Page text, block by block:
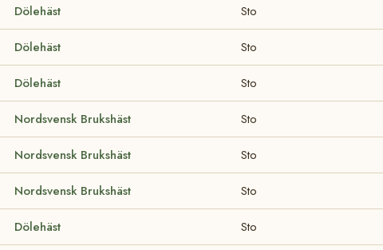
Dölehäst Sto
Dölehäst Sto
Dölehäst Sto
Nordsvensk Brukshäst Sto
Nordsvensk Brukshäst Sto
Nordsvensk Brukshäst Sto
Dölehäst Sto